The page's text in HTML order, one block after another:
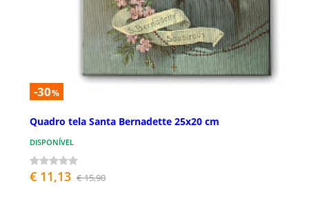
-30%
Quadro tela Santa Bernadette 25x20 cm
DISPONÍVEL
€ 11,13 € 15,90